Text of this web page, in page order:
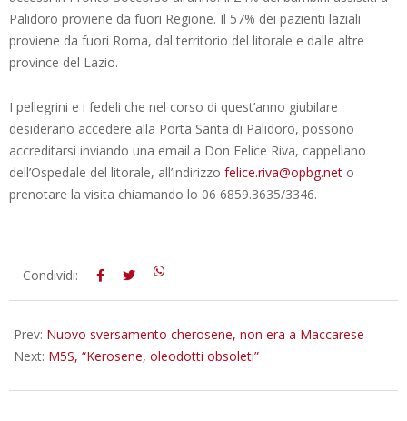
Palidoro proviene da fuori Regione. Il 57% dei pazienti laziali
proviene da fuori Roma, dal territorio del litorale e dalle altre
province del Lazio.
I pellegrini e i fedeli che nel corso di quest’anno giubilare
desiderano accedere alla Porta Santa di Palidoro, possono
accreditarsi inviando una email a Don Felice Riva, cappellano
dell’Ospedale del litorale, all’indirizzo felice.riva@opbg.net o
prenotare la visita chiamando lo 06 6859.3635/3346.
2015-
Condividi:
Prev: Nuovo sversamento cherosene, non era a Maccarese
Next: M5S, “Kerosene, oleodotti obsoleti”